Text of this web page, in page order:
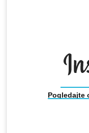
Pogledajte